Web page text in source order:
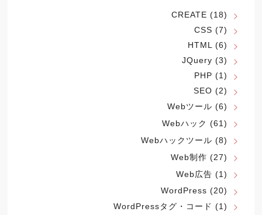
CREATE (18)
CSS (7)
HTML
(6)
JQuery (3)
PHP (1)
SEO (2)
Webツール (6)
Webハック (61)
Webハックツール (8)
Web制作 (27)
Web広告 (1)
WordPress (20)
WordPressタグ・コード (1)